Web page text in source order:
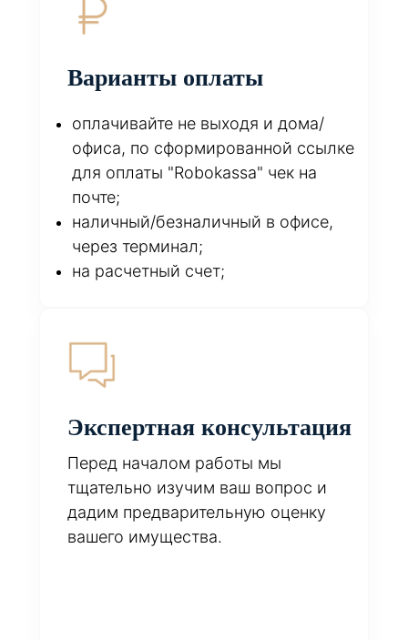
Варианты оплаты
оплачивайте не выходя и дома/
офиса, по сформированной ссылке
для оплаты "Robokassa" чек на
почте;
наличный/безналичный в офисе,
через терминал;
на расчетный счет;
Экспертная консультация
Перед началом работы мы
тщательно изучим ваш вопрос и
дадим предварительную оценку
вашего имущества.